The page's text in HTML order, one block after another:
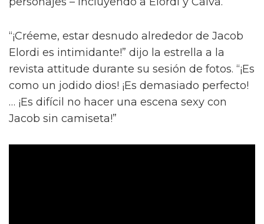
“¡Créeme, estar desnudo alrededor de Jacob
Elordi es intimidante!” dijo la estrella a la
revista attitude durante su sesión de fotos. “¡Es
como un jodido dios! ¡Es demasiado perfecto!
… ¡Es difícil no hacer una escena sexy con
Jacob sin camiseta!”